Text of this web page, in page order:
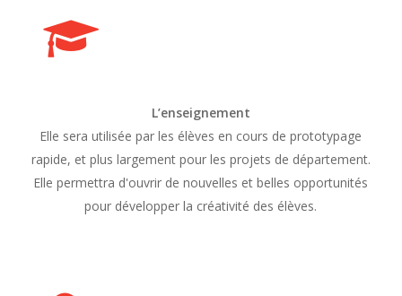
L’enseignement
Elle sera utilisée par les élèves en cours de prototypage
rapide, et plus largement pour les projets de département.
Elle permettra d'ouvrir de nouvelles et belles opportunités
pour développer la créativité des élèves.